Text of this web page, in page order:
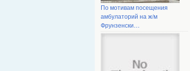
По мотивам посещения
амбулаторий на ж/м
Фрунзенски…